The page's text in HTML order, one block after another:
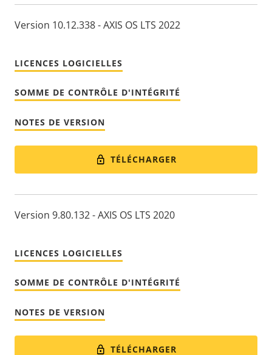
Version 10.12.338 - AXIS OS LTS 2022
LICENCES LOGICIELLES
SOMME DE CONTRÔLE D'INTÉGRITÉ
NOTES DE VERSION
TÉLÉCHARGER
Version 9.80.132 - AXIS OS LTS 2020
LICENCES LOGICIELLES
SOMME DE CONTRÔLE D'INTÉGRITÉ
NOTES DE VERSION
TÉLÉCHARGER